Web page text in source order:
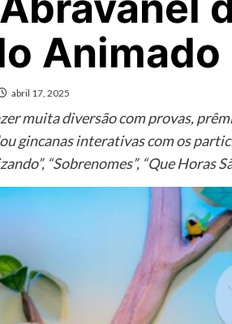
abril 17, 2025
muita diversão com provas,
gincanas interativas com os
“Sobrenomes”, “Que Horas